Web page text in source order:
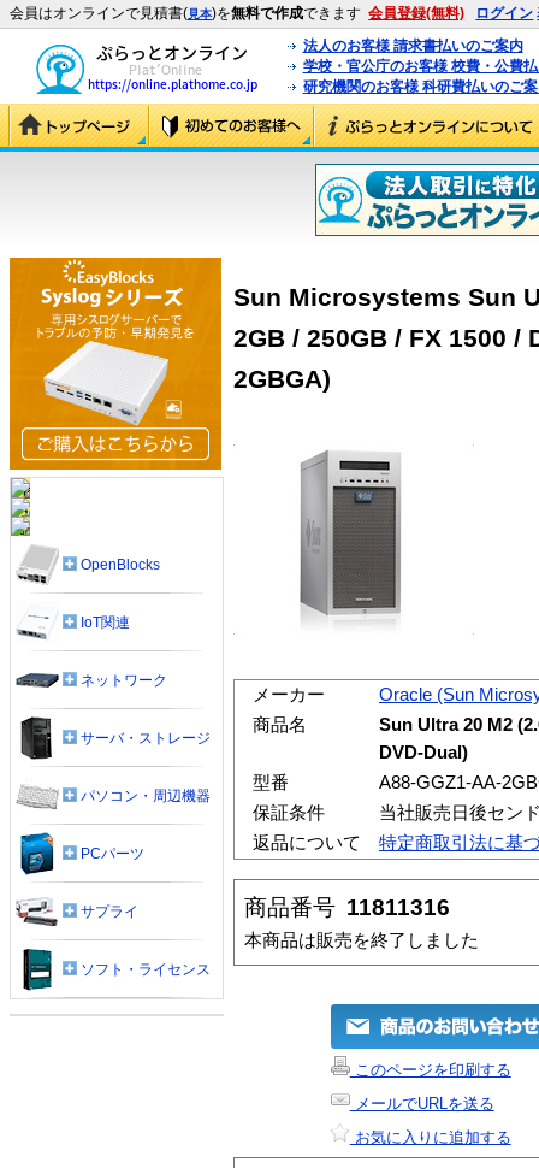
会員はオンラインで見積書(見本)を無料で作成できます 会員登録(無料) ログイン
法人のお客様 請求書払いのご案内
学校・官公庁のお客様 校費・公費
研究機関のお客様 科研費払いのご
Sun Microsystems Sun
2GB / 250GB / FX 1500 /
2GBGA)
メーカー
Oracle (Sun
商品名
Sun Ultra 20 M2
DVD-Dual)
型番
A88-GGZ1-AA-
保証条件
当社販売日後セン
返品について
特定商取引法に基
商品番号 11811316
本商品は販売を終了しました
このページを印刷する
メールでURLを送る
お気に入りに追加する
OpenBlocks
IoT関連
ネットワーク
サーバ・ストレージ
パソコン・周辺機器
PCパーツ
サプライ
ソフト・ライセンス